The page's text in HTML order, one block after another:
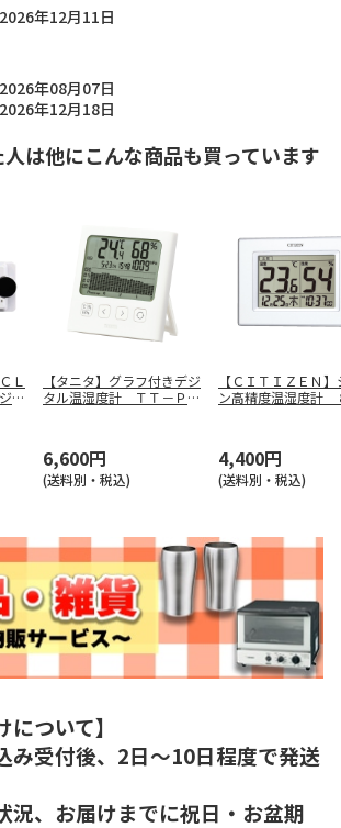
年12月11日
年08月07日
年12月18日
は他にこんな商品も買っています
Ｌ
タ
【タニタ】グラフ付きデジ
タル温湿度計 ＴＴ－Ｐ０
6,600円
(送料別・税込)
【ＣＩＴＩＺＥＮ
ン高精度温湿度計
4,400円
(送料別・税込)
について】
受付後、2日～10日程度で発送
、お届けまでに祝日・お盆期